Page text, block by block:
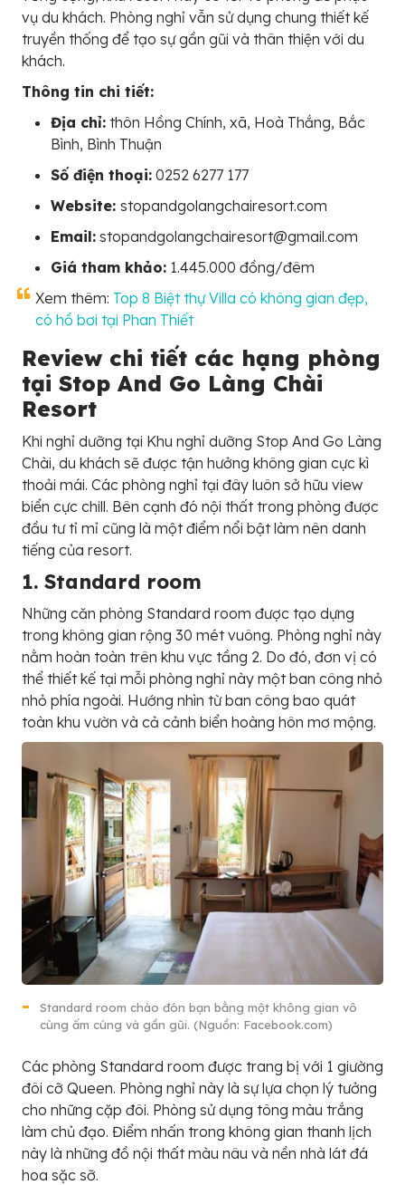
vụ du khách. Phòng nghỉ vẫn sử dụng chung thiết kế
truyền thống để tạo sự gần gũi và thân thiện với du
khách.
Thông tin chi tiết:
Địa chỉ: thôn Hồng Chính, xã, Hoà Thắng, Bắc
Bình, Bình Thuận
Số điện thoại: 0252 6277 177
Website: stopandgolangchairesort.com
Email: stopandgolangchairesort@gmail.com
Giá tham khảo: 1.445.000 đồng/đêm
Xem thêm: Top 8 Biệt thự Villa có không gian đẹp,
có hồ bơi tại Phan Thiết
Review chi tiết các hạng phòng
tại Stop And Go Làng Chài
Resort
Khi nghỉ dưỡng tại Khu nghỉ dưỡng Stop And Go Làng
Chài, du khách sẽ được tận hưởng không gian cực kì
thoải mái. Các phòng nghỉ tại đây luôn sở hữu view
biển cực chill. Bên cạnh đó nội thất trong phòng được
đầu tư tỉ mỉ cũng là một điểm nổi bật làm nên danh
tiếng của resort.
1. Standard room
Những căn phòng Standard room được tạo dựng
trong không gian rộng 30 mét vuông. Phòng nghỉ này
nằm hoàn toàn trên khu vực tầng 2. Do đó, đơn vị có
thể thiết kế tại mỗi phòng nghỉ này một ban công nhỏ
nhỏ phía ngoài. Hướng nhìn từ ban công bao quát
toàn khu vườn và cả cảnh biển hoàng hôn mơ mộng.
Standard room chào đón bạn bằng một không gian vô
cùng ấm cúng và gần gũi. (Nguồn: Facebook.com)
Các phòng Standard room được trang bị với 1 giường
đôi cỡ Queen. Phòng nghỉ này là sự lựa chọn lý tưởng
cho những cặp đôi. Phòng sử dụng tông màu trắng
làm chủ đạo. Điểm nhấn trong không gian thanh lịch
này là những đồ nội thất màu nâu và nền nhà lát đá
hoa sặc sỡ.